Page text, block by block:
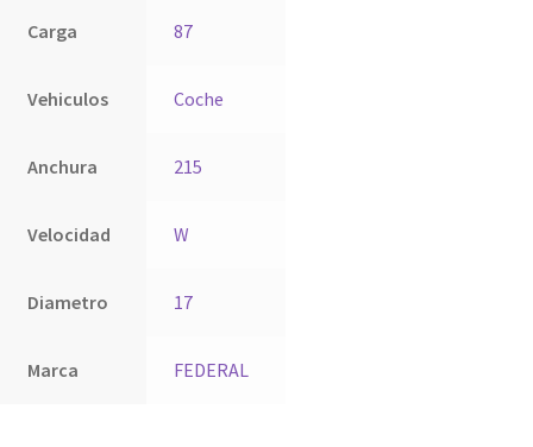
Carga 87
Vehiculos Coche
Anchura 215
Velocidad W
Diametro 17
Marca FEDERAL